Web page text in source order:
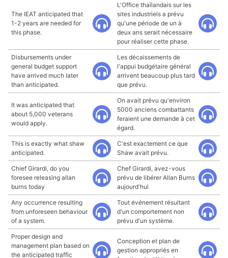
The IEAT anticipated that
1-2 years are needed for
this phase.
L'Office thaïlandais sur les
sites industriels a prévu
qu'une période de un à
deux ans serait nécessaire
pour réaliser cette phase.
Disbursements under
general budget support
have arrived much later
than anticipated.
Les décaissements de
l'appui budgétaire général
arrivent beaucoup plus tard
que prévu.
It was anticipated that
about 5,000 veterans
would apply.
On avait prévu qu'environ
5000 anciens combattants
feraient une demande à cet
égard.
This is exactly what shaw
anticipated.
C'est exactement ce que
Shaw avait prévu.
Chief Girardi, do you
foresee releasing allan
burns today
Chef Girardi, avez-vous
prévu de libérer Allan Burns
aujourd'hui
Any occurrence resulting
from unforeseen behaviour
of a system.
Tout événement résultant
d'un comportement non
prévu d'un système.
Proper design and
management plan based on
the anticipated traffic
Conception et plan de
gestion appropriés en